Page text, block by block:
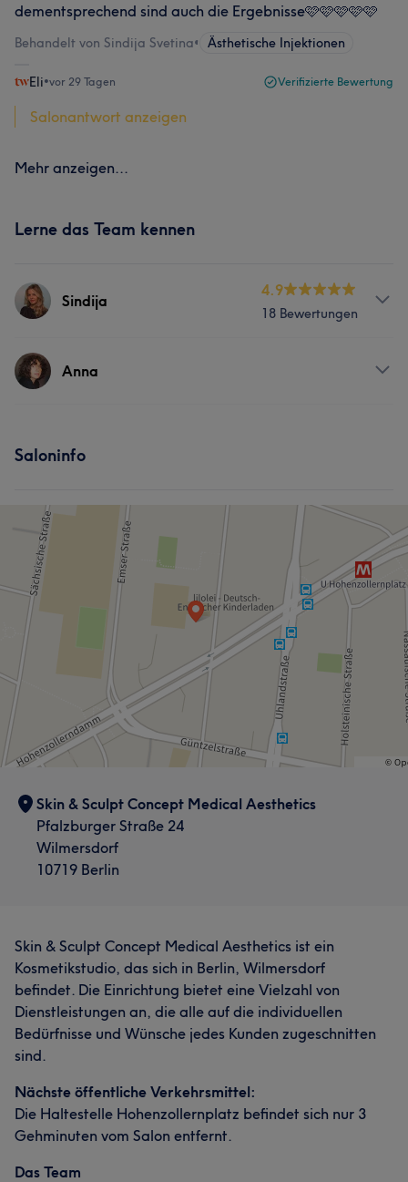
dementsprechend sind auch die Ergebnisse🩷🩷🩷🩷🩷
Behandelt von Sindija Svetina• Ästhetische Injektionen
Eli•vor 29 Tagen Verifizierte Bewertung
Salonantwort anzeigen
Mehr anzeigen...
Lerne das Team kennen
Sindija
4.9
18 Bewertungen
Services
Was unsere Kunden über Sindija sagen
Professionell
Anna
Massage
Saloninfo
Skin & Sculpt Concept Medical Aesthetics
Pfalzburger Straße 24
Wilmersdorf
10719 Berlin
Skin & Sculpt Concept Medical Aesthetics ist ein
Kosmetikstudio, das sich in Berlin, Wilmersdorf
befindet. Die Einrichtung bietet eine Vielzahl von
Dienstleistungen an, die alle auf die individuellen
Bedürfnisse und Wünsche jedes Kunden zugeschnitten
sind.
Nächste öffentliche Verkehrsmittel:
Die Haltestelle Hohenzollernplatz befindet sich nur 3
Gehminuten vom Salon entfernt.
Das Team